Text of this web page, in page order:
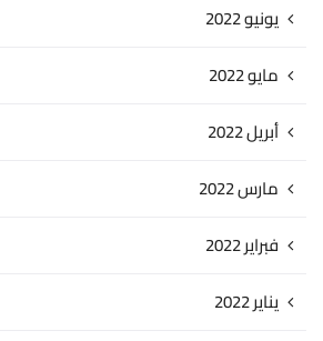
يونيو 2022
مايو 2022
أبريل 2022
مارس 2022
فبراير 2022
يناير 2022